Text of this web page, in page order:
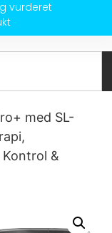
vurderet
med SL-
&